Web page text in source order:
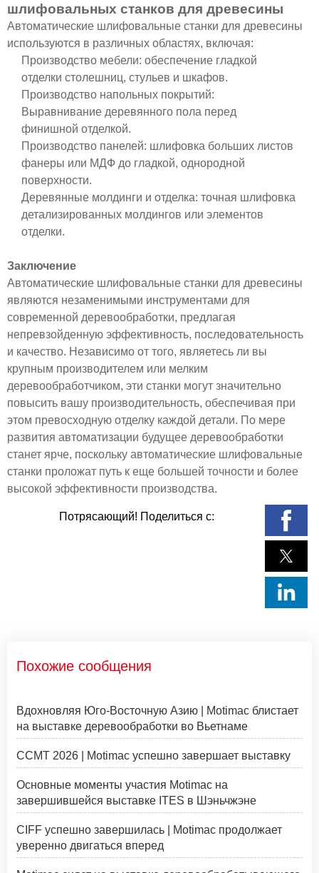
шлифовальных станков для древесины
Автоматические шлифовальные станки для древесины
используются в различных областях, включая:
Производство мебели: обеспечение гладкой
отделки столешниц, стульев и шкафов.
Производство напольных покрытий:
Выравнивание деревянного пола перед
финишной отделкой.
Производство панелей: шлифовка больших листов
фанеры или МДФ до гладкой, однородной
поверхности.
Деревянные молдинги и отделка: точная шлифовка
детализированных молдингов или элементов
отделки.
Заключение
Автоматические шлифовальные станки для древесины
являются незаменимыми инструментами для
современной деревообработки, предлагая
непревзойденную эффективность, последовательность
и качество. Независимо от того, являетесь ли вы
крупным производителем или мелким
деревообработчиком, эти станки могут значительно
повысить вашу производительность, обеспечивая при
этом превосходную отделку каждой детали. По мере
развития автоматизации будущее деревообработки
станет ярче, поскольку автоматические шлифовальные
станки проложат путь к еще большей точности и более
высокой эффективности производства.
Потрясающий! Поделиться с:
Похожие сообщения
Вдохновляя Юго-Восточную Азию | Motimac блистает
на выставке деревообработки во Вьетнаме
CCMT 2026 | Motimac успешно завершает выставку
Основные моменты участия Motimac на
завершившейся выставке ITES в Шэньчжэне
CIFF успешно завершилась | Motimac продолжает
уверенно двигаться вперед